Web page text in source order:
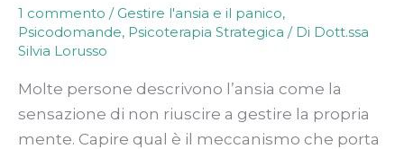
1 commento / Gestire l'ansia e il panico,
Psicodomande, Psicoterapia Strategica / Di Dott.ssa
Silvia Lorusso
Molte persone descrivono l’ansia come la
sensazione di non riuscire a gestire la propria
mente. Capire qual è il meccanismo che porta